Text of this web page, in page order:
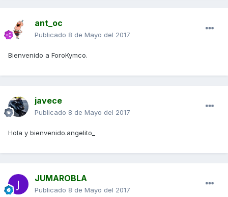
ant_oc
Publicado 8 de Mayo del 2017
Bienvenido a ForoKymco.
javece
Publicado 8 de Mayo del 2017
Hola y bienvenido.angelito_
JUMAROBLA
Publicado 8 de Mayo del 2017